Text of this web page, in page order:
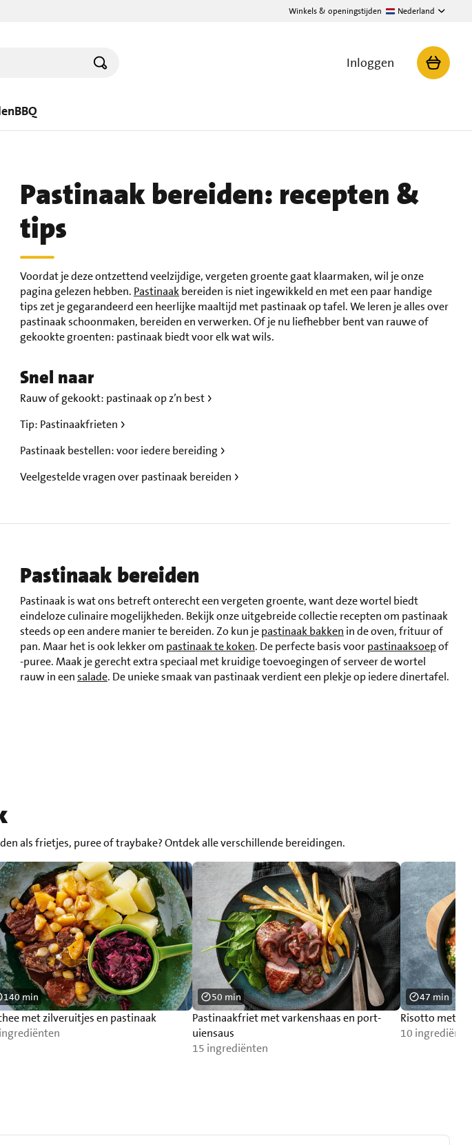
Winkels & openingstijden Nederland
Inloggen
BBQ
Pastinaak bereiden: recepten &
tips
Voordat je deze ontzettend veelzijdige, vergeten groente gaat klaarmaken, wil je onze
pagina gelezen hebben. Pastinaakbereiden is niet ingewikkeld en met een paar handige
tips zet je gegarandeerd een heerlijke maaltijd met pastinaak op tafel. We leren je alles over
pastinaak schoonmaken, bereiden en verwerken. Of je nu liefhebber bent van rauwe of
gekookte groenten: pastinaak biedt voor elk wat wils.
Snel naar
Rauw of gekookt: pastinaak op z’n best
Tip: Pastinaakfrieten
Pastinaak bestellen: voor iedere bereiding
Veelgestelde vragen over pastinaak bereiden
Pastinaak bereiden
Pastinaak is wat ons betreft onterecht een vergeten groente, want deze wortel biedt
eindeloze culinaire mogelijkheden. Bekijk onze uitgebreide collectie recepten om pastinaak
steeds op een andere manier te bereiden. Zo kun jepastinaak bakken in de oven, frituur of
pan. Maar het is ook lekker om pastinaak te koken. De perfecte basis voorpastinaaksoepof
-puree. Maak je gerecht extra speciaal met kruidige toevoegingen of serveer de wortel
rauw in eensalade. De unieke smaak van pastinaak verdient een plekje op iedere dinertafel.
als frietjes, puree of traybake? Ontdek alle verschillende bereidingen.
met zilveruitjes en pastinaak
140 min
Pastinaakfriet met varkenshaas en port-
uiensaus
15 ingrediënten
50 min
Risotto met
10
47 min